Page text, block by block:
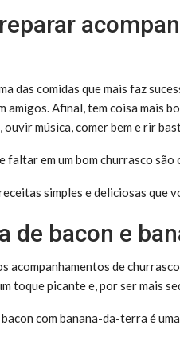
das comidas que mais faz
amigos. Afinal, tem coisa mais
ouvir música, comer bem e rir
faltar em um bom churrasco são
simples e deliciosas que
de bacon e
acompanhamentos de
toque picante e, por ser mais
com banana-da-terra é